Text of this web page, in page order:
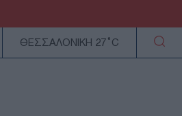
ΘΕΣΣΑΛΟΝΙΚΗ 27°C